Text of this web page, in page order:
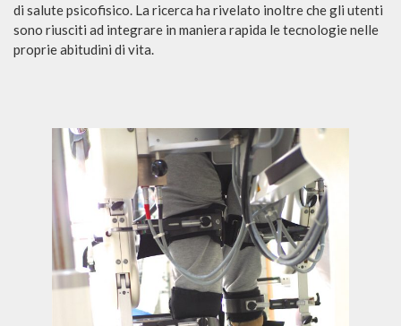
di salute psicofisico. La ricerca ha rivelato inoltre che gli utenti
sono riusciti ad integrare in maniera rapida le tecnologie nelle
proprie abitudini di vita.